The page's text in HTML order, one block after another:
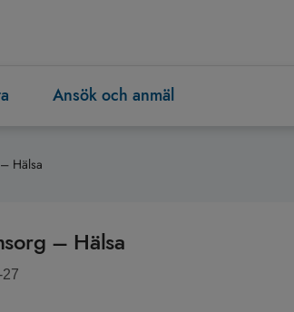
Ansök och anmäl
Hälsa
– Hälsa